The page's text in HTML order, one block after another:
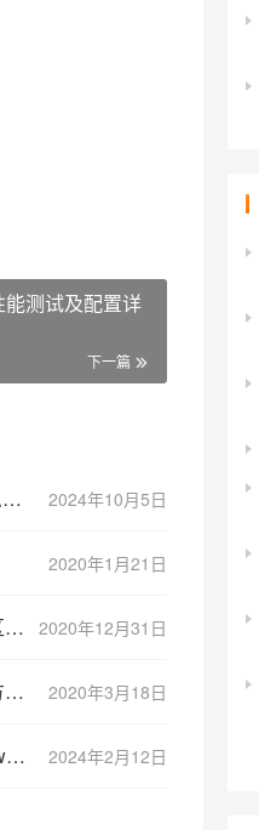
测试及配置详
下一篇
2024年10月5日
2核2G云服务器镜像操作系统怎么选？
2020年1月21日
2020年12月31日
阿里云服务器快照和镜像有什么区别？不都是备份吗？
2020年3月18日
阿里云服务器镜像操作系统选择方法（Windows和Linux）
2024年2月12日
阿里云服务器镜像Linux和Windows操作系统有什么区别？